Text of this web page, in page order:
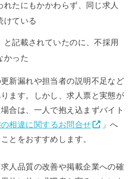
れたにもかかわらず、同じ求人
けている
と記載されていたのに、不採用
かった
新漏れや担当者の説明不足など
ます。しかし、求人票と実態が
合は、一人で抱え込まずバイト
相違に関するお問合せ
」へ
とをおすすめします。
人品質の改善や掲載企業への確